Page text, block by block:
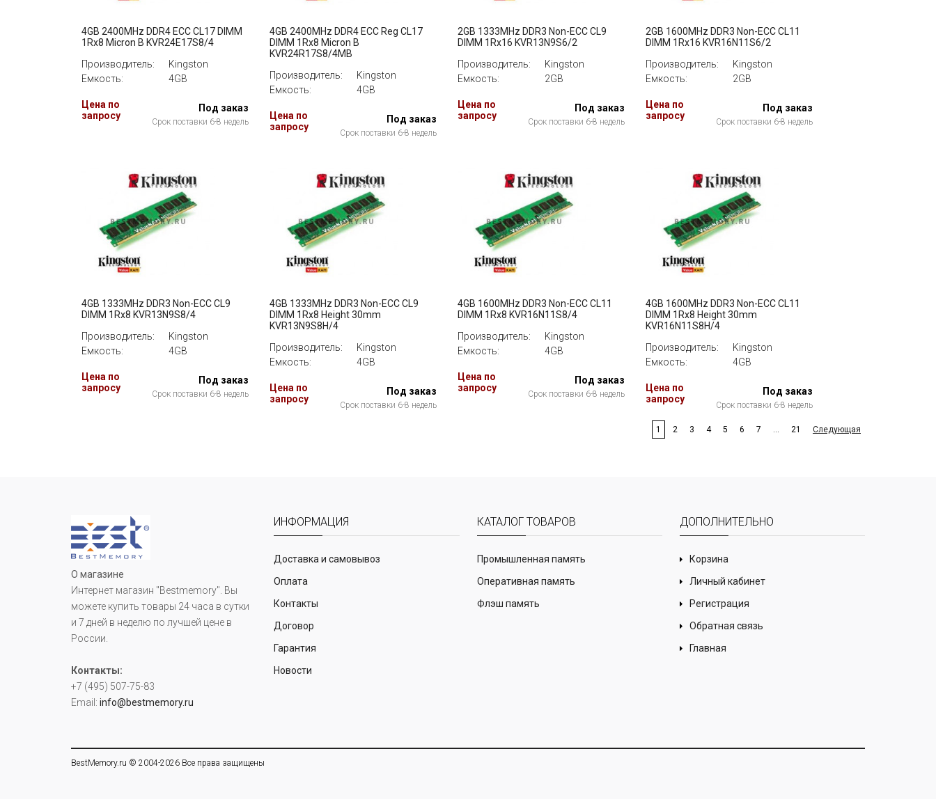
4GB 2400MHz DDR4 ECC CL17 DIMM
1Rx8 Micron B KVR24E17S8/4
Производитель:
Kingston
Емкость:
4GB
Цена по
запросу
Под заказ
Срок поставки 6-8 недель
4GB 2400MHz DDR4 ECC Reg CL17
DIMM 1Rx8 Micron B
KVR24R17S8/4MB
Производитель:
Kingston
Емкость:
4GB
Цена по
запросу
Под заказ
Срок поставки 6-8 недель
2GB 1333MHz DDR3 Non-ECC CL9
DIMM 1Rx16 KVR13N9S6/2
Производитель:
Kingston
Емкость:
2GB
Цена по
запросу
Под заказ
Срок поставки 6-8 недель
2GB 1600MHz DDR3 Non-ECC CL11
DIMM 1Rx16 KVR16N11S6/2
Производитель:
Kingston
Емкость:
2GB
Цена по
запросу
Под заказ
Срок поставки 6-8 недель
4GB 1333MHz DDR3 Non-ECC CL9
DIMM 1Rx8 KVR13N9S8/4
Производитель:
Kingston
Емкость:
4GB
Цена по
запросу
Под заказ
Срок поставки 6-8 недель
4GB 1333MHz DDR3 Non-ECC CL9
DIMM 1Rx8 Height 30mm
KVR13N9S8H/4
Производитель:
Kingston
Емкость:
4GB
Цена по
запросу
Под заказ
Срок поставки 6-8 недель
4GB 1600MHz DDR3 Non-ECC CL11
DIMM 1Rx8 KVR16N11S8/4
Производитель:
Kingston
Емкость:
4GB
Цена по
запросу
Под заказ
Срок поставки 6-8 недель
4GB 1600MHz DDR3 Non-ECC CL11
DIMM 1Rx8 Height 30mm
KVR16N11S8H/4
Производитель:
Kingston
Емкость:
4GB
Цена по
запросу
Под заказ
Срок поставки 6-8 недель
1 2 3 4 5 6 7 ... 21 Следующая
О магазине
Интернет магазин "Bestmemory". Вы
можете купить товары 24 часа в сутки
и 7 дней в неделю по лучшей цене в
России.
Контакты:
+7 (495) 507-75-83
Email: info@bestmemory.ru
ИНФОРМАЦИЯ
Доставка и самовывоз
Оплата
Контакты
Договор
Гарантия
Новости
КАТАЛОГ ТОВАРОВ
Промышленная память
Оперативная память
Флэш память
ДОПОЛНИТЕЛЬНО
Корзина
Личный кабинет
Регистрация
Обратная связь
Главная
BestMemory.ru © 2004-2026 Все права защищены